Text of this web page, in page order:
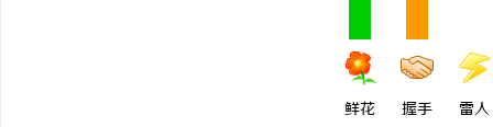
鲜花 握手 雷人